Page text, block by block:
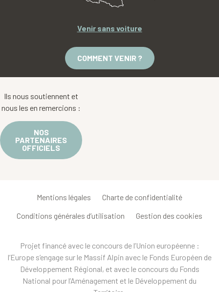
Venir sans voiture
COMMENT VENIR ?
Ils nous soutiennent et
nous les en remercions :
NOS
PARTENAIRES
OFFICIELS
Mentions légales Charte de confidentialité
Conditions générales d’utilisation Gestion des cookies
Projet financé avec le concours de l’Union européenne :
l’Europe s’engage sur le Massif Alpin avec le Fonds Européen de
Développement Régional, et avec le concours du Fonds
National pour l’Aménagement et le Développement du